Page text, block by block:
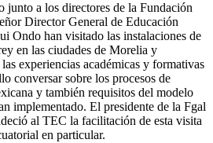
a los directores de la Fundación
Director General de Educación
Ondo han visitado las instalaciones de
en las ciudades de Morelia y
experiencias académicas y formativas
conversar sobre los procesos de
y también requisitos del modelo
implementado. El presidente de la Fgal
al TEC la facilitación de esta visita
en particular.